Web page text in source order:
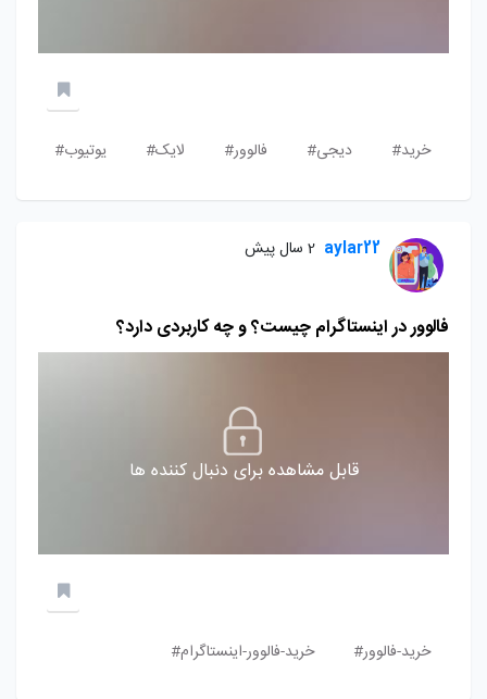
خرید# دیجی# فالوور# لایک# یوتیوب#
aylar22 2 سال پیش
فالوور در اینستاگرام چیست؟ و چه کاربردی دارد؟
قابل مشاهده برای دنبال کننده ها
خرید-فالوور# خرید-فالوور-اینستاگرام#